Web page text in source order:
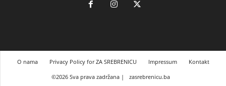
O nama Privacy Policy for ZA SREBRENICU Impressum
Kontakt
©2026 Sva prava zadržana |
zasrebrenicu.ba